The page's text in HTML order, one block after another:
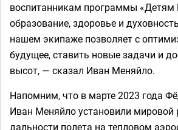
воспитанникам программы «Детям
образование, здоровье и
нашем экипаже позволяет с
будущее, ставить новые задачи и
высот, — сказал Иван Меняйло.
Напомним, что в марте 2023 года
Иван Меняйло установили мировой
дальности полета на тепловом